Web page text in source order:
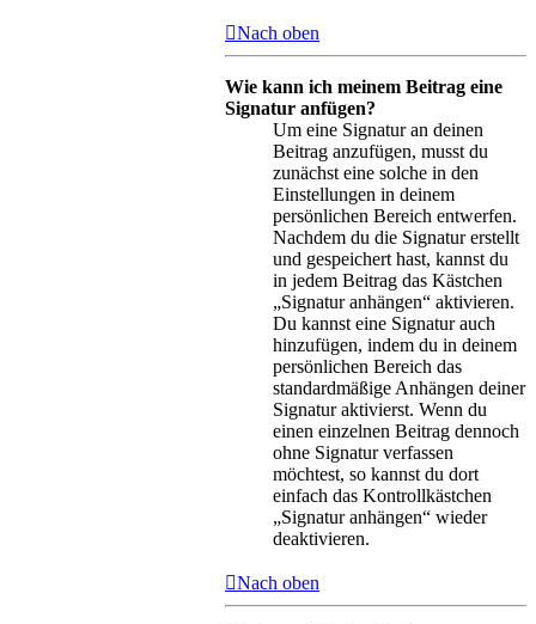
Nach oben
Wie kann ich meinem Beitrag eine
Signatur anfügen?
Um eine Signatur an deinen
Beitrag anzufügen, musst du
zunächst eine solche in den
Einstellungen in deinem
persönlichen Bereich entwerfen.
Nachdem du die Signatur erstellt
und gespeichert hast, kannst du
in jedem Beitrag das Kästchen
„Signatur anhängen“ aktivieren.
Du kannst eine Signatur auch
hinzufügen, indem du in deinem
persönlichen Bereich das
standardmäßige Anhängen deiner
Signatur aktivierst. Wenn du
einen einzelnen Beitrag dennoch
ohne Signatur verfassen
möchtest, so kannst du dort
einfach das Kontrollkästchen
„Signatur anhängen“ wieder
deaktivieren.
Nach oben